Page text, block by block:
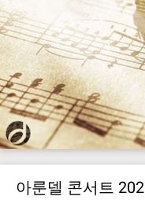
아룬델 콘서트